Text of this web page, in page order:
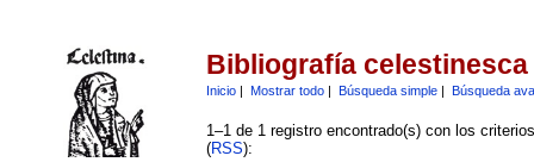
Bibliografía celestinesca
Inicio| Mostrar todo| Búsqueda simple| Búsqueda
1–1 de 1 registro encontrado(s) con los
(RSS):